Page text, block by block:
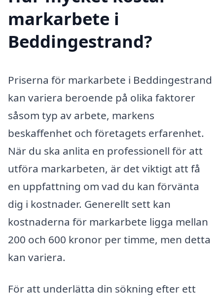
markarbete i
Beddingestrand?
Priserna för markarbete i Beddingestrand
kan variera beroende på olika faktorer
såsom typ av arbete, markens
beskaffenhet och företagets erfarenhet.
När du ska anlita en professionell för att
utföra markarbeten, är det viktigt att få
en uppfattning om vad du kan förvänta
dig i kostnader. Generellt sett kan
kostnaderna för markarbete ligga mellan
200 och 600 kronor per timme, men detta
kan variera.
För att underlätta din sökning efter ett